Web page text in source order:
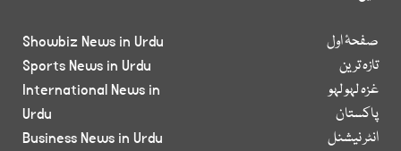
صفحۂ اول
تازہ ترین
غزہ لہو لہو
پاکستان
انٹر نیشنل
Showbiz News in Urdu
Sports News in Urdu
International News in
Urdu
Business News in Urdu